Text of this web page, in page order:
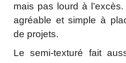
mais pas lourd à
agréable et simple à
de projets.
Le semi-texturé fait